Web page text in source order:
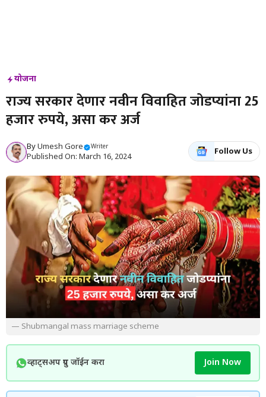
योजना
राज्य सरकार देणार नवीन विवाहित जोडप्यांना 25
हजार रुपये, असा कर अर्ज
ByUmesh Gore Writer
Published On: March 16, 2024
Follow Us
— Shubmangal mass marriage scheme
व्हाट्सअप ग्रुप जॉईन करा Join Now